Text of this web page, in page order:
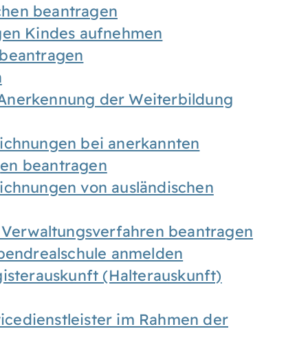
beantragen
Kindes aufnehmen
der Weiterbildung
bei anerkannten
beantragen
von ausländischen
beantragen
anmelden
(Halterauskunft)
im Rahmen der